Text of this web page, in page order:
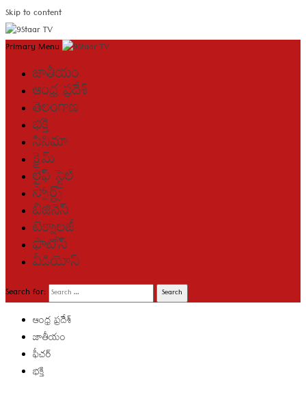
Skip to content
Primary Menu
జాతీయం
ఆంధ్ర ప్రదేశ్
తెలంగాణ
భక్తి
సినిమా
క్రైమ్
లైఫ్ స్టైల్
స్పోర్ట్స్
బిజినెస్
టెక్నాలజీ
ఫొటోస్
వీడియోస్
Search for:
ఆంధ్ర ప్రదేశ్
జాతీయం
ఫీచర్
భక్తి